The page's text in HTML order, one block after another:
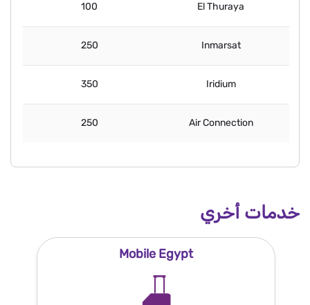
El Thuraya
100
Inmarsat
250
Iridium
350
Air Connection
250
خدمات أخري
Mobile Egypt